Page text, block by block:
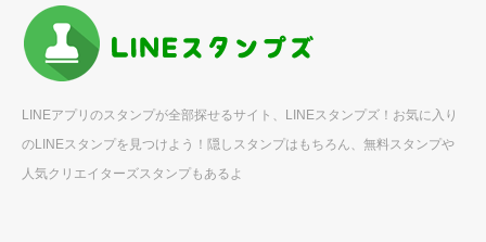
LINEアプリのスタンプが全部探せるサイト、LINEスタンプズ！お気に入り
のLINEスタンプを見つけよう！隠しスタンプはもちろん、無料スタンプや
人気クリエイターズスタンプもあるよ